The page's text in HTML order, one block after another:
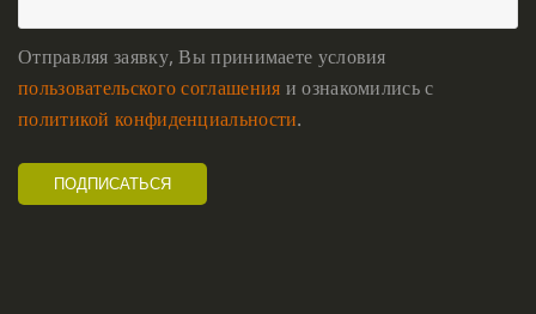
Отправляя заявку, Вы принимаете условия
пользовательского соглашения и ознакомились с
политикой конфиденциальности.